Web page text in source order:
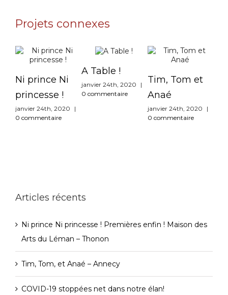
Projets connexes
Ni prince Ni
princesse !
janvier 24th, 2020
|
0 commentaire
A Table !
janvier 24th, 2020
|
0 commentaire
Tim, Tom et
Anaé
janvier 24th, 2020
|
0 commentaire
Articles récents
Ni prince Ni princesse ! Premières enfin ! Maison des
Arts du Léman – Thonon
Tim, Tom, et Anaé – Annecy
COVID-19 stoppées net dans notre élan!